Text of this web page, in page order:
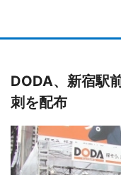
DODA、新宿駅
刺を配布